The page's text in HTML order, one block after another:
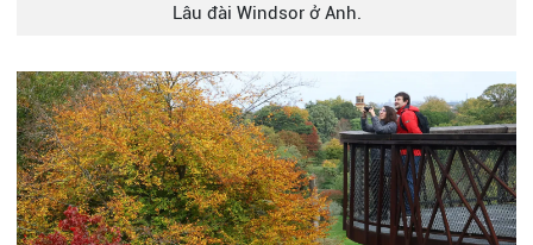
Lâu đài Windsor ở Anh.